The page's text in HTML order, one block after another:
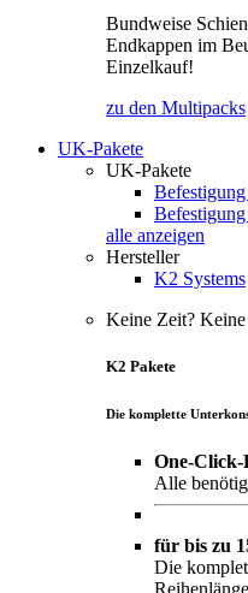
Bundweise
Endkappen im
Einzelkauf!
zu den Multipacks
UK-Pakete
UK-Pakete
alle anzeigen
Hersteller
K2 Systems
Keine Zeit? Keine
K2 Pakete
Die komplette
One-Click-
Alle
für bis zu
Die